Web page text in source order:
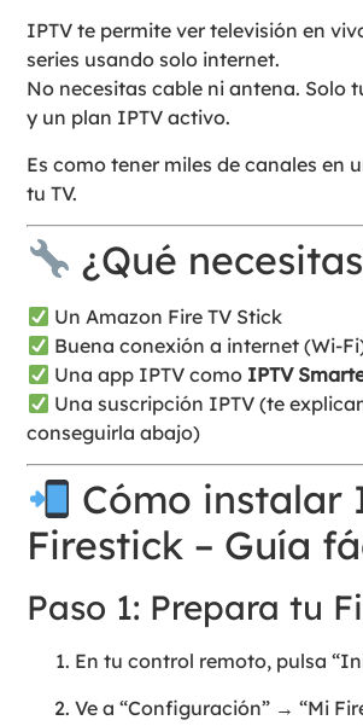
IPTV te permite ver televisión en
series usando solo internet.
No necesitas cable ni antena. Solo
y un plan IPTV activo.
Es como tener miles de canales en
tu TV.
¿Qué
Un Amazon Fire TV Stick
Buena conexión a internet (Wi-
Una app IPTV como IPTV
Una suscripción IPTV (te
conseguirla abajo)
Cómo instalar
Firestick – Guía
Paso 1: Prepara tu
En tu control remoto, pulsa
Ve a “Configuración” → “Mi